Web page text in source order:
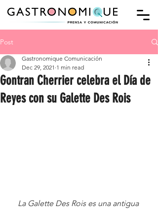
Post
Gontran Cherrier celebra el Día de
Reyes con su Galette Des Rois
Gastronomique Comunicación
Dec 29, 2021 1 min read
La Galette Des Rois es una antigua